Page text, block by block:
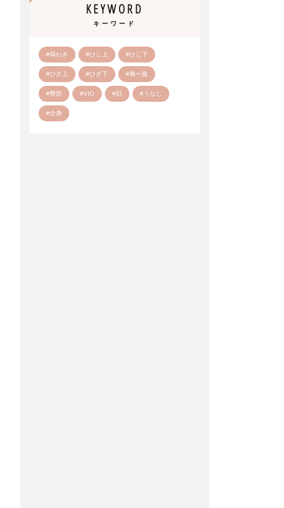
KEYWORD
キーワード
#両わき #ひじ上 #ひじ下
#ひざ上 #ひざ下 #胸〜腹
#臀部 #VIO #顔 #うなじ
#全身